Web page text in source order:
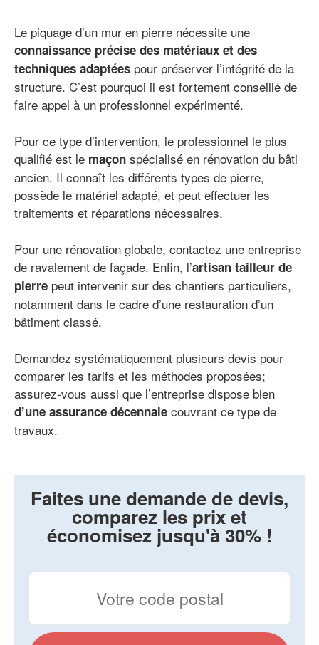
Le piquage d’un mur en pierre nécessite une
connaissance précise des matériaux et des
techniques adaptées pour préserver l’intégrité de la
structure. C’est pourquoi il est fortement conseillé de
faire appel à un professionnel expérimenté.
Pour ce type d’intervention, le professionnel le plus
qualifié est le maçon spécialisé en rénovation du bâti
ancien. Il connaît les différents types de pierre,
possède le matériel adapté, et peut effectuer les
traitements et réparations nécessaires.
Pour une rénovation globale, contactez une entreprise
de ravalement de façade. Enfin, l’artisan tailleur de
pierre peut intervenir sur des chantiers particuliers,
notamment dans le cadre d’une restauration d’un
bâtiment classé.
Demandez systématiquement plusieurs devis pour
comparer les tarifs et les méthodes proposées;
assurez-vous aussi que l’entreprise dispose bien
d’une assurance décennale couvrant ce type de
travaux.
Faites une demande de devis,
comparez les prix et
économisez jusqu'à 30% !